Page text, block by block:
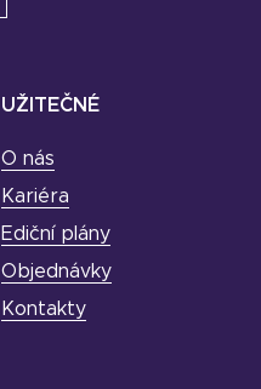
UŽITEČNÉ
O nás
Kariéra
Ediční plány
Objednávky
Kontakty